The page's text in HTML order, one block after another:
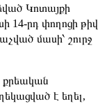
Կոտայքի
14-րդ փողոցի թիվ
մասի՝ շուրջ
է եղել,